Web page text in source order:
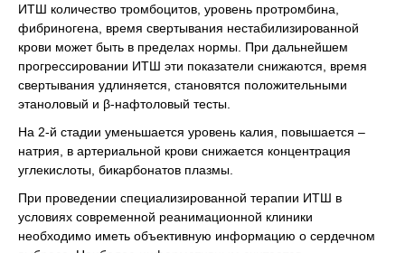
ИТШ количество тромбоцитов, уровень протромбина,
фибриногена, время свертывания нестабилизированной
крови может быть в пределах нормы. При дальнейшем
прогрессировании ИТШ эти показатели снижаются, время
свертывания удлиняется, становятся положительными
этаноловый и β-нафтоловый тесты.
На 2-й стадии уменьшается уровень калия, повышается –
натрия, в артериальной крови снижается концентрация
углекислоты, бикарбонатов плазмы.
При проведении специализированной терапии ИТШ в
условиях современной реанимационной клиники
необходимо иметь объективную информацию о сердечном